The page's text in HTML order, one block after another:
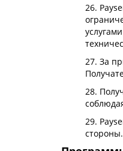
26.
27. За
28.
29.
стороны.